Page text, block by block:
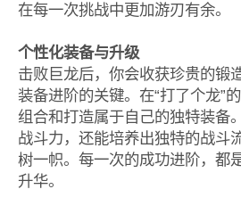
在每一次挑战中更加游刃有余。
个性化装备与升级
击败巨龙后，你会收获珍贵的锻
装备进阶的关键。在“打了个龙”
组合和打造属于自己的独特装备
战斗力，还能培养出独特的战斗
树一帜。每一次的成功进阶，都
升华。